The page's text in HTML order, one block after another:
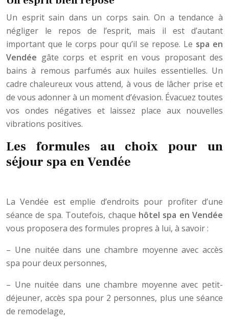
Un esprit sain dans un corps sain. On a tendance à
négliger le repos de l’esprit, mais il est d’autant
important que le corps pour qu’il se repose. Le spa en
Vendée gâte corps et esprit en vous proposant des
bains à remous parfumés aux huiles essentielles. Un
cadre chaleureux vous attend, à vous de lâcher prise et
de vous adonner à un moment d’évasion. Évacuez toutes
vos ondes négatives et laissez place aux nouvelles
vibrations positives.
Les formules au choix pour un
séjour spa en Vendée
La Vendée est emplie d’endroits pour profiter d’une
séance de spa. Toutefois, chaque hôtel spa en Vendée
vous proposera des formules propres à lui, à savoir :
– Une nuitée dans une chambre moyenne avec accès
spa pour deux personnes,
– Une nuitée dans une chambre moyenne avec petit-
déjeuner, accès spa pour 2 personnes, plus une séance
de remodelage,